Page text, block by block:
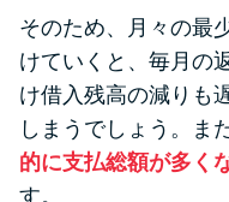
そのため、月々の最
けていくと、毎月の
け借入残高の減りも
しまうでしょう。また
的に支払総額が多く
す。